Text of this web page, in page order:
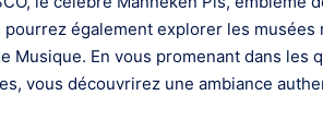
également explorer les
Musique. En vous promenant dans les
vous découvrirez une ambiance